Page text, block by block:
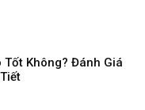
Tốt Không? Đánh Giá